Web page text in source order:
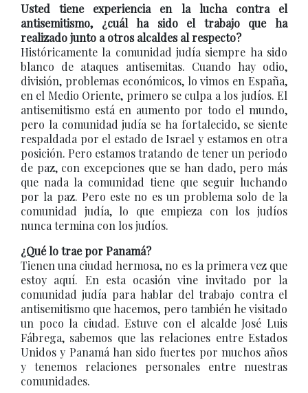
Usted tiene experiencia en la lucha contra el
antisemitismo, ¿cuál ha sido el trabajo que ha
realizado junto a otros alcaldes al respecto?
Históricamente la comunidad judía siempre ha sido
blanco de ataques antisemitas. Cuando hay odio,
división, problemas económicos, lo vimos en España,
en el Medio Oriente, primero se culpa a los judíos. El
antisemitismo está en aumento por todo el mundo,
pero la comunidad judía se ha fortalecido, se siente
respaldada por el estado de Israel y estamos en otra
posición. Pero estamos tratando de tener un periodo
de paz, con excepciones que se han dado, pero más
que nada la comunidad tiene que seguir luchando
por la paz. Pero este no es un problema solo de la
comunidad judía, lo que empieza con los judíos
nunca termina con los judíos.
¿Qué lo trae por Panamá?
Tienen una ciudad hermosa, no es la primera vez que
estoy aquí. En esta ocasión vine invitado por la
comunidad judía para hablar del trabajo contra el
antisemitismo que hacemos, pero también he visitado
un poco la ciudad. Estuve con el alcalde José Luis
Fábrega, sabemos que las relaciones entre Estados
Unidos y Panamá han sido fuertes por muchos años
y tenemos relaciones personales entre nuestras
comunidades.